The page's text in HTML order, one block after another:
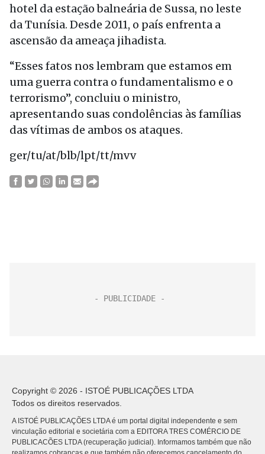
hotel da estação balneária de Sussa, no leste
da Tunísia. Desde 2011, o país enfrenta a
ascensão da ameaça jihadista.
“Esses fatos nos lembram que estamos em
uma guerra contra o fundamentalismo e o
terrorismo”, concluiu o ministro,
apresentando suas condolências às famílias
das vítimas de ambos os ataques.
ger/tu/at/blb/lpt/tt/mvv
Copyright © 2026 - ISTOÉ PUBLICAÇÕES LTDA
Todos os direitos reservados.
A ISTOÉ PUBLICAÇÕES LTDA é um portal digital independente e sem
vinculação editorial e societária com a EDITORA TRES COMÉRCIO DE
PUBLICACÕES LTDA (recuperação judicial). Informamos também que não